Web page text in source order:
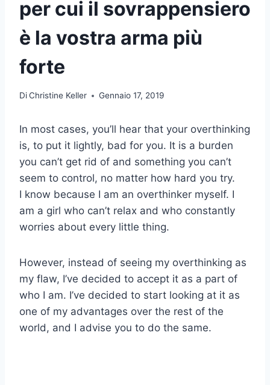
per cui il sovrappensiero
è la vostra arma più
forte
DiChristine Keller Gennaio 17, 2019
In most cases, you’ll hear that your overthinking
is, to put it lightly, bad for you. It is a burden
you can’t get rid of and something you can’t
seem to control, no matter how hard you try.
I know because I am an overthinker myself. I
am a girl who can’t relax and who constantly
worries about every little thing.
However, instead of seeing my overthinking as
my flaw, I’ve decided to accept it as a part of
who I am. I’ve decided to start looking at it as
one of my advantages over the rest of the
world, and I advise you to do the same.